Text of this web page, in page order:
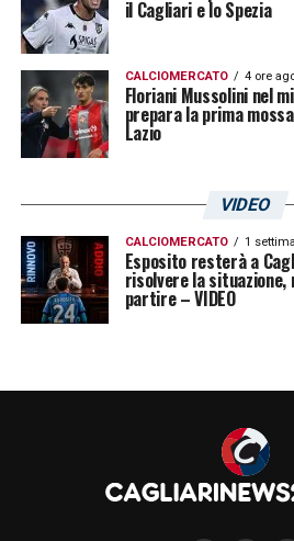
il Cagliari e lo Spezia
CALCIOMERCATO 4 ore
Floriani Mussolini nel
prepara la prima
Lazio
VIDEO
CALCIOMERCATO 1
Esposito resterà a
risolvere la situazione,
partire – VIDEO